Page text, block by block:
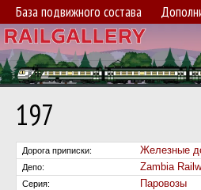
База подвижного состава
197
Дорога приписки: Железные
Депо: Zambia
Серия: Паровозы